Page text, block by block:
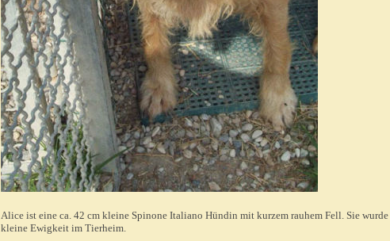
Alice ist eine ca. 42 cm kleine Spinone Italiano Hündin mit kurzem rauhem Fell. Sie wurde
kleine Ewigkeit im Tierheim.